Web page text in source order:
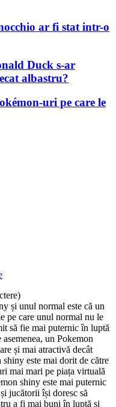
ar fi stat intr-o
Duck s-ar
albastru?
uri pe care le
și unul normal este că un
pe care unul normal nu le
să fie mai puternic în luptă
un Pokemon
și mai atractivă decât
este mai dorit de către
mai mari pe piața virtuală
shiny este mai puternic
jucătorii își doresc să
a fi mai buni în luptă și